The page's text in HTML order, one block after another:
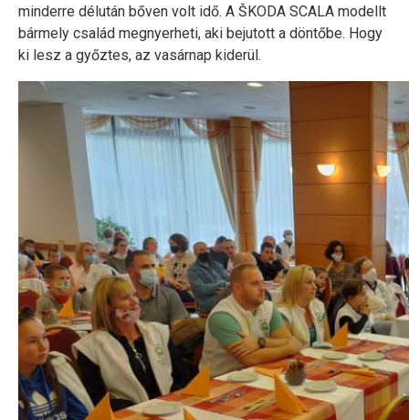
minderre délután bőven volt idő. A ŠKODA SCALA modellt
bármely család megnyerheti, aki bejutott a döntőbe. Hogy
ki lesz a győztes, az vasárnap kiderül.